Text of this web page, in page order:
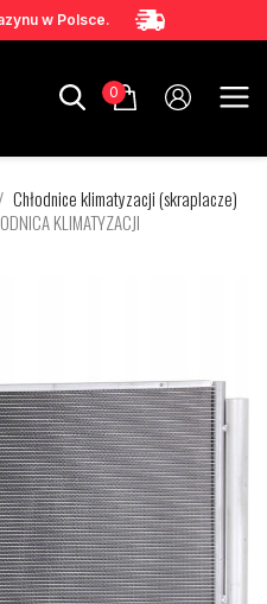
w Polsce.
0
Chłodnice klimatyzacji (skraplacze)
KLIMATYZACJI